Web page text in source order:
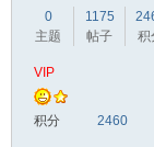
0
主题
1175
帖子
积
VIP
积分 2460